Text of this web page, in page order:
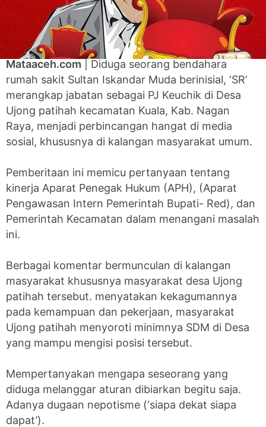
Mataaceh.com | Diduga seorang bendahara
rumah sakit Sultan Iskandar Muda berinisial, ‘SR’
merangkap jabatan sebagai PJ Keuchik di Desa
Ujong patihah kecamatan Kuala, Kab. Nagan
Raya, menjadi perbincangan hangat di media
sosial, khususnya di kalangan masyarakat umum.
Pemberitaan ini memicu pertanyaan tentang
kinerja Aparat Penegak Hukum (APH), (Aparat
Pengawasan Intern Pemerintah Bupati- Red), dan
Pemerintah Kecamatan dalam menangani masalah
ini.
Berbagai komentar bermunculan di kalangan
masyarakat khususnya masyarakat desa Ujong
patihah tersebut. menyatakan kekagumannya
pada kemampuan dan pekerjaan, masyarakat
Ujong patihah menyoroti minimnya SDM di Desa
yang mampu mengisi posisi tersebut.
Mempertanyakan mengapa seseorang yang
diduga melanggar aturan dibiarkan begitu saja.
Adanya dugaan nepotisme (‘siapa dekat siapa
dapat’).